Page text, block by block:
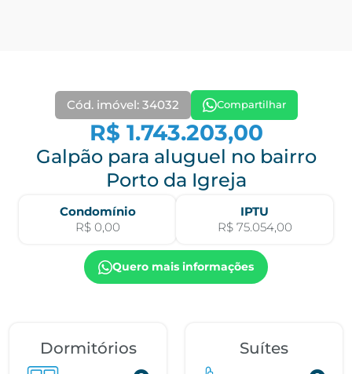
Cód. imóvel: 34032 Compartilhar
R$ 1.743.203,00
Galpão para aluguel no bairro
Porto da Igreja
Condomínio
R$ 0,00
IPTU
R$ 75.054,00
Quero mais informações
Dormitórios Suítes